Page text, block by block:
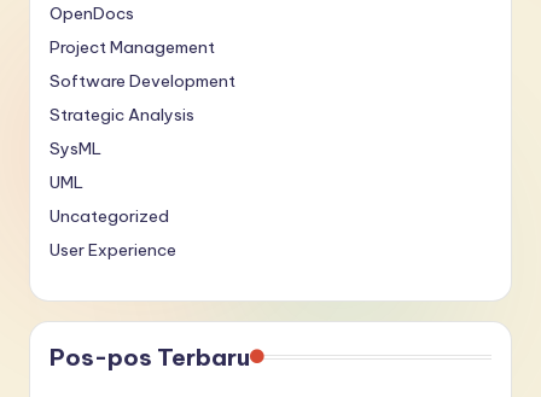
OpenDocs
Project Management
Software Development
Strategic Analysis
SysML
UML
Uncategorized
User Experience
Pos-pos Terbaru